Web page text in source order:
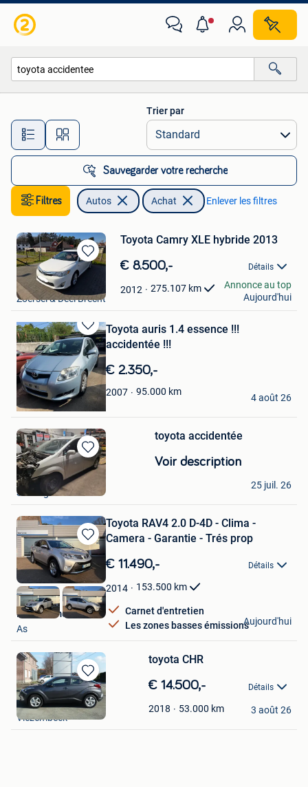
Toutes les distances…
Trier par
Sauvegarder votre recherche
Filtres Autos Achat Enlever les filtres
Sauvegarder
dans
Mes
Favoris
Toyota Camry XLE hybride 2013
€ 8.500,- Détails
2012 275.107 km
Pieter P
Zoersel & Deel Brecht
Annonce au top
Aujourd'hui
Sauvegarder
dans
Mes
Favoris
Toyota auris 1.4 essence !!!
accidentée !!!
€ 2.350,-
2007 95.000 km
monsieur
Jurbise
4 août 26
Sauvegarder
dans
Mes
Favoris
toyota accidentée
Voir description
xhignesse
Seraing
25 juil. 26
Sauvegarder
dans
Mes
Favoris
Toyota RAV4 2.0 D-4D - Clima -
Camera - Garantie - Trés prop
€ 11.490,- Détails
2014 153.500 km
Carnet d'entretien
Les zones basses émissions
RW Automobiel
As
Aujourd'hui
Sauvegarder
dans
Mes
Favoris
toyota CHR
€ 14.500,- Détails
2018 53.000 km
jos en co
Vlezembeek
3 août 26